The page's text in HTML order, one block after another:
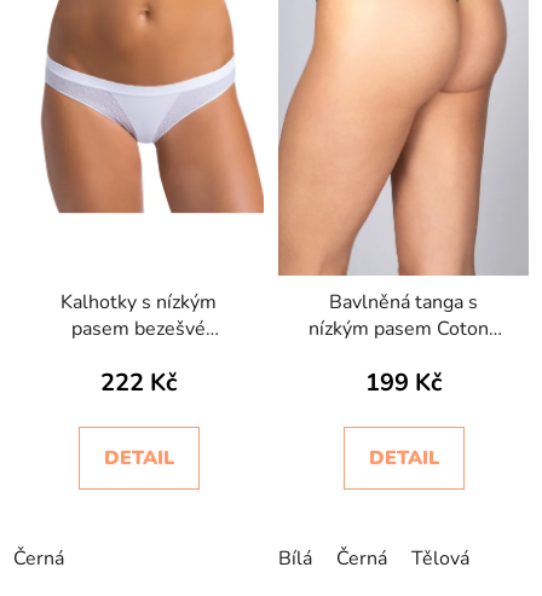
Kalhotky s nízkým
pasem bezešvé
Intimidea
222 Kč
DETAIL
Černá
Bavlněná tanga s
nízkým pasem Cotone
199 Kč
DETAIL
Bílá Černá Tělová